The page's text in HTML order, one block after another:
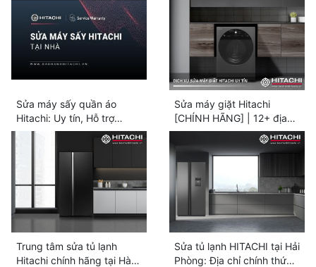
Sửa máy sấy quần áo
Hitachi: Uy tín, Hỗ trợ
nhanh 24/7
Sửa máy giặt Hitachi
[CHÍNH HÃNG] | 12+ địa
chỉ gần bạn
Trung tâm sửa tủ lạnh
Hitachi chính hãng tại Hà
Sửa tủ lạnh HITACHI tại Hải
Phòng: Địa chỉ chính thức |